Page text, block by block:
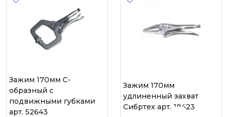
Зажим 170мм С-
образный с
подвижными губками
арт. 52643
Зажим 170мм
удлиненный захват
Сибртех арт. 18423